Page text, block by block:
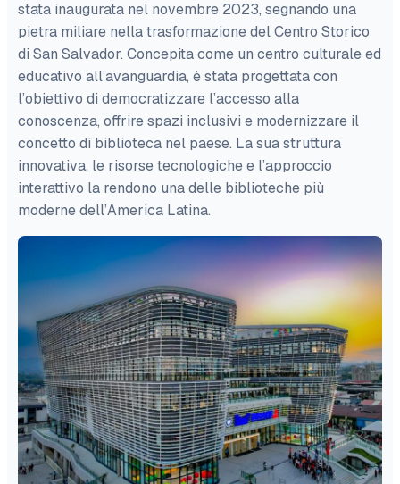
stata inaugurata nel novembre 2023, segnando una
pietra miliare nella trasformazione del Centro Storico
di San Salvador. Concepita come un centro culturale ed
educativo all’avanguardia, è stata progettata con
l’obiettivo di democratizzare l’accesso alla
conoscenza, offrire spazi inclusivi e modernizzare il
concetto di biblioteca nel paese. La sua struttura
innovativa, le risorse tecnologiche e l’approccio
interattivo la rendono una delle biblioteche più
moderne dell’America Latina.